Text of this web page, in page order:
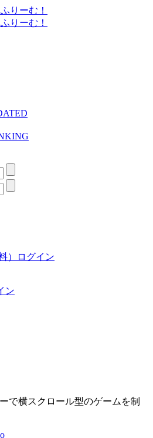
） ログイン
で横スクロール型のゲームを制